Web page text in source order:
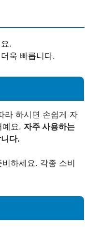
.
욱 빠릅니다.
라 하시면 손쉽게 자
예요. 자주 사용하는
다.
하세요. 각종 소비